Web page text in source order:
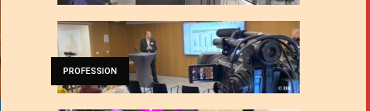
PROFESSION